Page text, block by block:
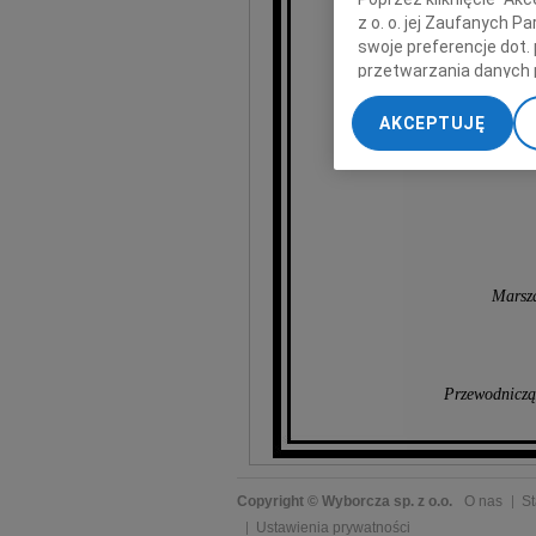
Copyright © Wyborcza sp. z o.o. O nas
Ustawienia prywatności
z o. o. jej Zaufanych
swoje preferencje dot.
przetwarzania danych
„Ustawienia
My, nasi Zaufani
dokładnych danych
Przechowywanie
treści, badnie
AKCEPTUJĘ